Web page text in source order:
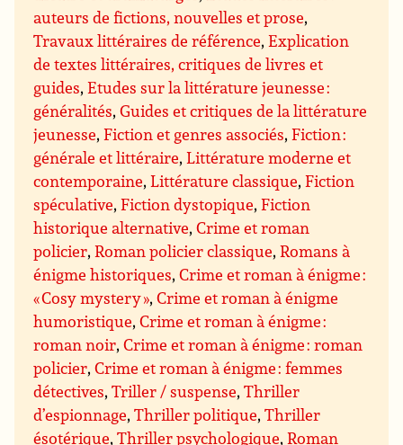
auteurs de fictions, nouvelles et prose,
Travaux littéraires de référence,Explication
de textes littéraires, critiques de livres et
guides,Etudes sur la littérature jeunesse :
généralités,Guides et critiques de la littérature
jeunesse,Fiction et genres associés,Fiction :
générale et littéraire,Littérature moderne et
contemporaine,Littérature classique,Fiction
spéculative,Fiction dystopique,Fiction
historique alternative,Crime et roman
policier,Roman policier classique,Romans à
énigme historiques,Crime et roman à énigme :
« Cosy mystery »,Crime et roman à énigme
humoristique,Crime et roman à énigme :
roman noir,Crime et roman à énigme : roman
policier,Crime et roman à énigme : femmes
détectives,Triller / suspense,Thriller
d’espionnage,Thriller politique,Thriller
ésotérique,Thriller psychologique,Roman